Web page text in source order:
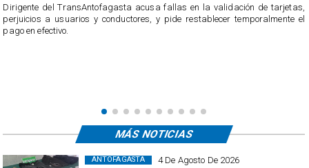
​Dirigente del TransAntofagasta acusa fallas en la validación de tarjetas,
perjuicios a usuarios y conductores, y pide restablecer temporalmente el
pago en efectivo.
4 De Agosto De 2026
ANTOFAGASTA
MÁS NOTICIAS